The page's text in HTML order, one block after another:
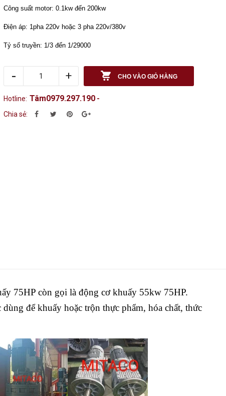
Công suất motor: 0.1kw đến 200kw
Điện áp: 1pha 220v hoặc 3 pha 220v/380v
Tỷ số truyền: 1/3 đến 1/29000
- + CHO VÀO GIỎ HÀNG
Hotline: Tâm0979.297.190 -
Chia sẻ:
75HP còn gọi là động cơ khuấy 55kw 75HP.
để khuấy hoặc trộn thực phẩm, hóa chất, thức